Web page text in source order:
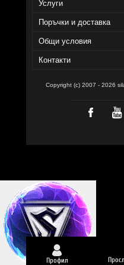
Услуги
Поръчки и доставка
Общи условия
Контакти
Copyright (c) 2007 - 2026
Профил